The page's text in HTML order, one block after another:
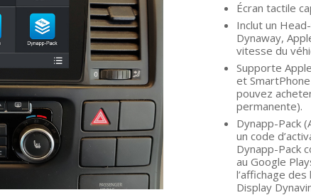
Écran tactile
Inclut un
Dynaway,
vitesse du
Supporte
et
pouvez
permanente).
Dynapp-Pack
un code
Dynapp-Pack
au Google
l’affichage
Display